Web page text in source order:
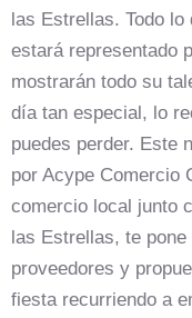
las Estrellas. Todo
estará representado
mostrarán todo su
día tan especial, lo
puedes perder. Este
por Acype Comercio
comercio local junto
las Estrellas, te
proveedores y
fiesta recurriendo a